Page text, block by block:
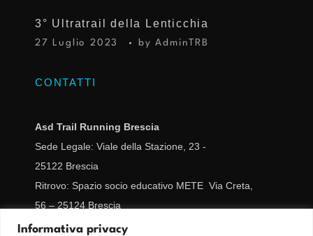
Informativa privacy
3° Ultratrail della Lenticchia
27 Luglio 2023 by AdminTRB
CONTATTI
Asd Trail Running Brescia
Sede Legale: Viale della Stazione, 23 -
25122 Brescia
Ritrovo: Spazio socio educativo METE Via Creta,
56 – 25124 Brescia
CF/IVA 02977670989